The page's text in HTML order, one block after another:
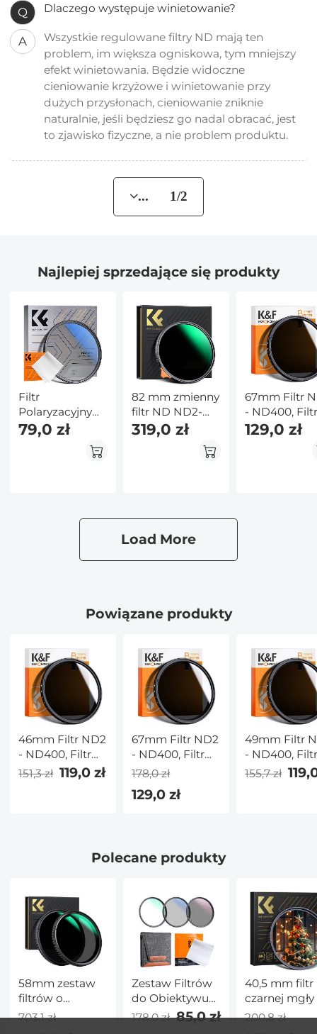
Q Dlaczego występuje winietowanie?
A
Wszystkie regulowane filtry ND mają ten
problem, im większa ogniskowa, tym mniejszy
efekt winietowania. Będzie widoczne
cieniowanie krzyżowe i winietowanie przy
dużych przysłonach, cieniowanie zniknie
naturalnie, jeśli będziesz go nadal obracać, jest
to zjawisko fizyczne, a nie problem produktu.
... 1/2
Najlepiej sprzedające się produkty
Filtr
Polaryzacyjny
67mm
Ultracienka
Seria Nano K
79,0 zł
82 mm zmienny
filtr ND ND2-
ND400 (9
stopni) Filtr
seria Nano-X
319,0 zł
67mm Filtr
- ND400,
ND Zmienny
Neutralna
129,0 zł
Load More
Powiązane produkty
46mm Filtr ND2
- ND400, Filtr
ND Zmienny
Neutralna
151,3 zł 119,0 zł
67mm Filtr ND2
- ND400, Filtr
ND Zmienny
Neutralna
Gęstość
178,0 zł
129,0 zł
49mm Filtr
- ND400,
ND Zmienny
Neutralna
155,7 zł
Polecane produkty
58mm zestaw
filtrów o
zmiennym ND 2
703,1 zł
Zestaw Filtrów
do Obiektywu
UV+CPL+ND4
178,0 zł 85,0 zł
40,5 mm filtr
czarnej mgły
filtr efektów
200,8 zł